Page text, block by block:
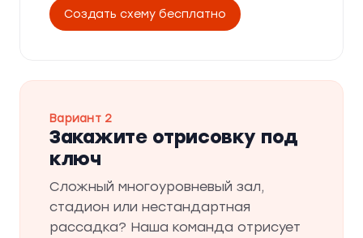
Создать схему бесплатно
Вариант 2
Закажите отрисовку под
ключ
Сложный многоуровневый зал,
стадион или нестандартная
рассадка? Наша команда отрисует